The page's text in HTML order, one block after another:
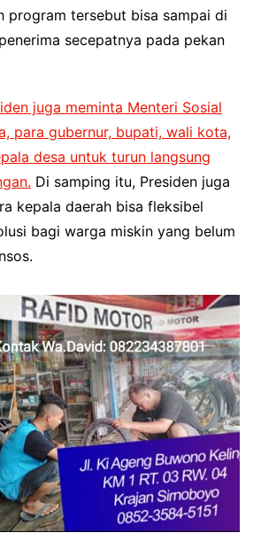
program tersebut bisa sampai di
secepatnya pada pekan
juga meminta Menteri Sosial
para gubernur, bupati, wali kota,
desa untuk turun langsung
Di samping itu, Presiden juga
kepala daerah bisa fleksibel
bagi warga miskin yang belum